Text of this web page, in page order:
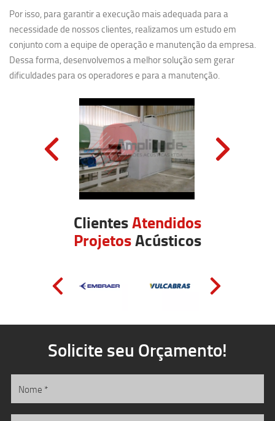
Por isso, para garantir a execução mais adequada para a
necessidade de nossos clientes, realizamos um estudo em
conjunto com a equipe de operação e manutenção da empresa.
Dessa forma, desenvolvemos a melhor solução sem gerar
dificuldades para os operadores e para a manutenção.
ClientesAtendidos
ProjetosAcústicos
Solicite seu Orçamento!